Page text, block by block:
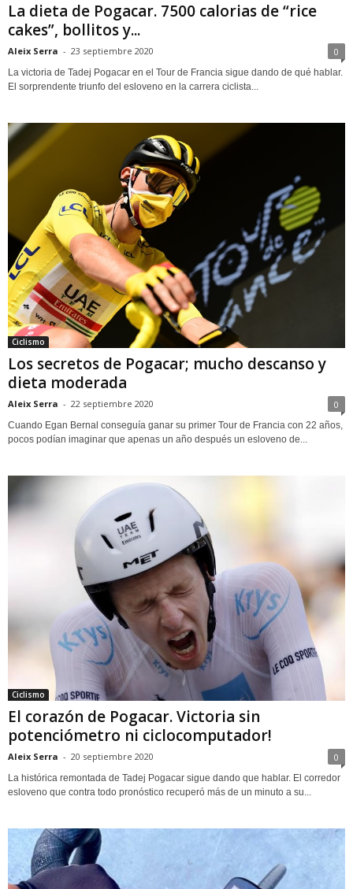
La dieta de Pogacar. 7500 calorias de “rice
cakes”, bollitos y...
Aleix Serra - 23 septiembre 2020 0
La victoria de Tadej Pogacar en el Tour de Francia sigue dando de qué hablar.
El sorprendente triunfo del esloveno en la carrera ciclista...
Ciclismo
Los secretos de Pogacar; mucho descanso y
dieta moderada
Aleix Serra - 22 septiembre 2020 0
Cuando Egan Bernal conseguía ganar su primer Tour de Francia con 22 años,
pocos podían imaginar que apenas un año después un esloveno de...
Ciclismo
El corazón de Pogacar. Victoria sin
potenciómetro ni ciclocomputador!
Aleix Serra - 20 septiembre 2020 0
La histórica remontada de Tadej Pogacar sigue dando que hablar. El corredor
esloveno que contra todo pronóstico recuperó más de un minuto a su...